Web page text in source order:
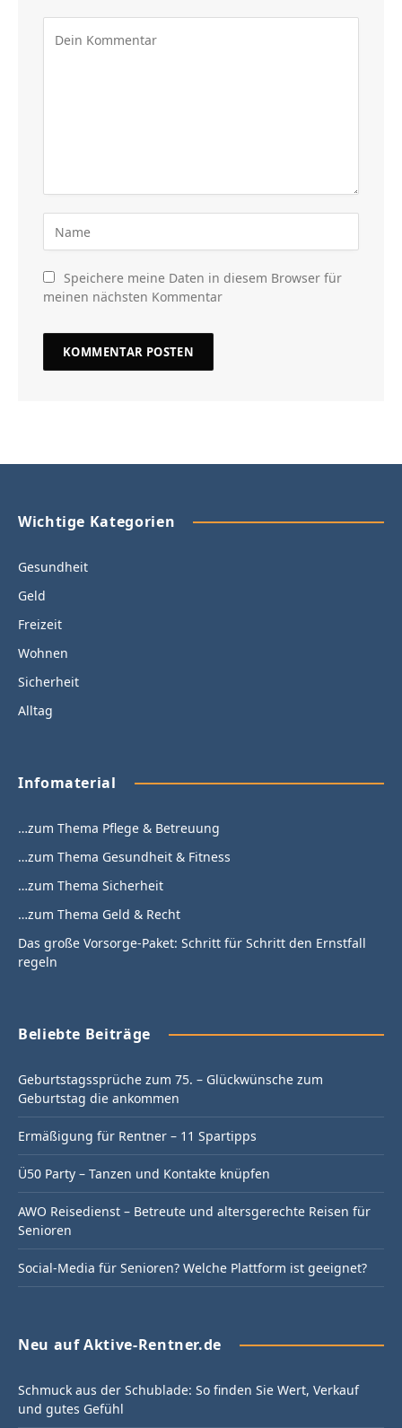
Speichere meine Daten in diesem Browser für
meinen nächsten Kommentar
Wichtige Kategorien
Gesundheit
Geld
Freizeit
Wohnen
Sicherheit
Alltag
Infomaterial
…zum Thema Pflege & Betreuung
…zum Thema Gesundheit & Fitness
…zum Thema Sicherheit
…zum Thema Geld & Recht
Das große Vorsorge-Paket: Schritt für Schritt den Ernstfall
regeln
Beliebte Beiträge
Geburtstagssprüche zum 75. – Glückwünsche zum
Geburtstag die ankommen
Ermäßigung für Rentner – 11 Spartipps
Ü50 Party – Tanzen und Kontakte knüpfen
AWO Reisedienst – Betreute und altersgerechte Reisen für
Senioren
Social-Media für Senioren? Welche Plattform ist geeignet?
Neu auf Aktive-Rentner.de
Schmuck aus der Schublade: So finden Sie Wert, Verkauf
und gutes Gefühl